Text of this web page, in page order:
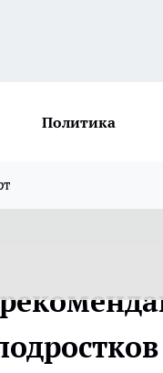
Политика